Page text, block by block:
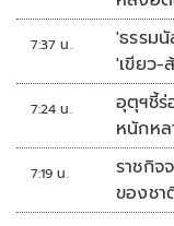
ข่มขู่
7:37 น.
'ธรรม
'เขียว-
7:24 น.
อุตุฯชี้ร่
หนักห
7:19 น.
ราชกิจ
ของชา